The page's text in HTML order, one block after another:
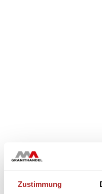
Zustimmung